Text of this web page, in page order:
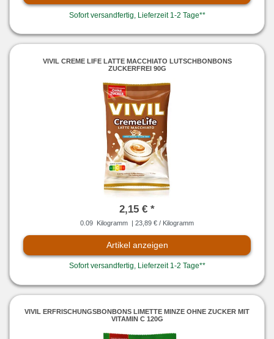
Sofort versandfertig, Lieferzeit 1-2 Tage**
VIVIL CREME LIFE LATTE MACCHIATO LUTSCHBONBONS
ZUCKERFREI 90G
2,15 € *
0.09 Kilogramm | 23,89 € / Kilogramm
Artikel anzeigen
Sofort versandfertig, Lieferzeit 1-2 Tage**
VIVIL ERFRISCHUNGSBONBONS LIMETTE MINZE OHNE ZUCKER MIT
VITAMIN C 120G